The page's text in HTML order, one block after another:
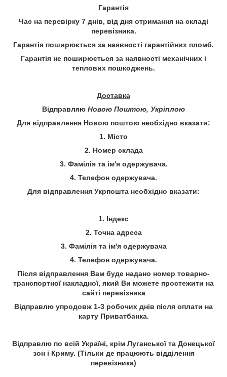
Гарантія
Час на перевірку 7 днів, від дня отримання на складі
перевізника.
Гарантія поширюється за наявності гарантійних пломб.
Гарантія не поширюється за наявності механічних і
теплових пошкоджень.
Доставка
Відправляю Новою Поштою, Укріплою
Для відправлення Новою поштою необхідно вказати:
1. Місто
2. Номер склада
3. Фамілія та ім'я одержувача.
4. Телефон одержувача.
Для відправлення Укрпошта необхідно вказати:
1. Індекс
2. Точна адреса
3. Фамілія та ім'я одержувача
4. Телефон одержувача.
Після відправлення Вам буде надано номер товарно-
транспортної накладної, який Ви можете простежити на
сайті перевізника
Відправлю упродовж 1-3 робочих днів після оплати на
карту Приватбанка.
Відправлю по всій Україні, крім Луганської та Донецької
зон і Криму. (Тільки де працюють відділення
перевізника)